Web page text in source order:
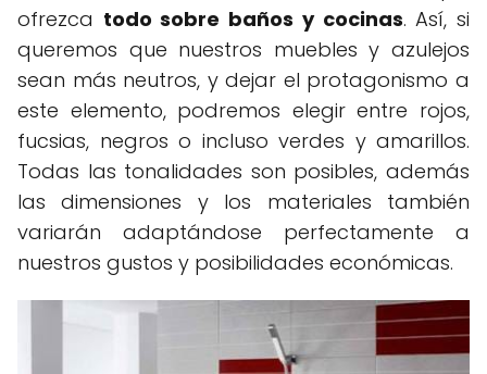
ofrezca todo sobre baños y cocinas. Así, si
queremos que nuestros muebles y azulejos
sean más neutros, y dejar el protagonismo a
este elemento, podremos elegir entre rojos,
fucsias, negros o incluso verdes y amarillos.
Todas las tonalidades son posibles, además
las dimensiones y los materiales también
variarán adaptándose perfectamente a
nuestros gustos y posibilidades económicas.